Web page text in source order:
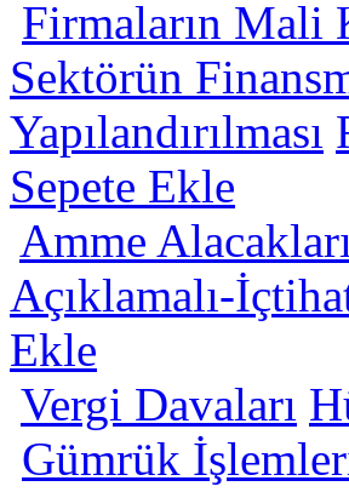
Firmaların Mali
Sektörün
Yapılandırılması
Sepete Ekle
Amme
Açıklamalı-
Ekle
Vergi Davaları
Gümrük